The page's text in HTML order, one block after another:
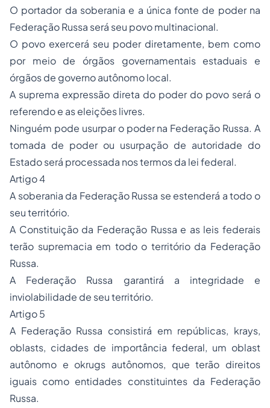
O portador da soberania e a única fonte de poder na
Federação Russa será seu povo multinacional.
O povo exercerá seu poder diretamente, bem como
por meio de órgãos governamentais estaduais e
órgãos de governo autônomo local.
A suprema expressão direta do poder do povo será o
referendo e as eleições livres.
Ninguém pode usurpar o poder na Federação Russa. A
tomada de poder ou usurpação de autoridade do
Estado será processada nos termos da lei federal.
Artigo 4
A soberania da Federação Russa se estenderá a todo o
seu território.
A Constituição da Federação Russa e as leis federais
terão supremacia em todo o território da Federação
Russa.
A Federação Russa garantirá a integridade e
inviolabilidade de seu território.
Artigo 5
A Federação Russa consistirá em repúblicas, krays,
oblasts, cidades de importância federal, um oblast
autônomo e okrugs autônomos, que terão direitos
iguais como entidades constituintes da Federação
Russa.